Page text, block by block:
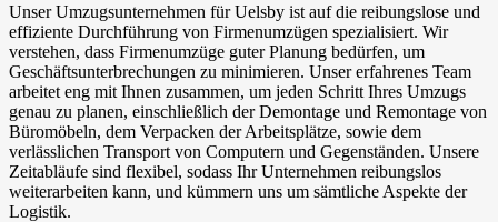
Unser Umzugsunternehmen für Uelsby ist auf die reibungslose und
effiziente Durchführung von Firmenumzügen spezialisiert. Wir
verstehen, dass Firmenumzüge guter Planung bedürfen, um
Geschäftsunterbrechungen zu minimieren. Unser erfahrenes Team
arbeitet eng mit Ihnen zusammen, um jeden Schritt Ihres Umzugs
genau zu planen, einschließlich der Demontage und Remontage von
Büromöbeln, dem Verpacken der Arbeitsplätze, sowie dem
verlässlichen Transport von Computern und Gegenständen. Unsere
Zeitabläufe sind flexibel, sodass Ihr Unternehmen reibungslos
weiterarbeiten kann, und kümmern uns um sämtliche Aspekte der
Logistik.